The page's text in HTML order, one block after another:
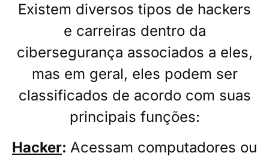
Existem diversos tipos de hackers
e carreiras dentro da
cibersegurança associados a eles,
mas em geral, eles podem ser
classificados de acordo com suas
principais funções:
Hacker: Acessam computadores ou